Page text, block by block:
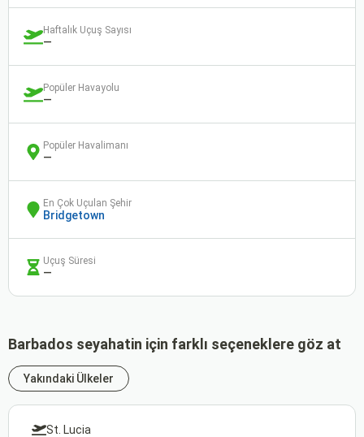
Haftalık Uçuş Sayısı
—
Popüler Havayolu
—
Popüler Havalimanı
—
En Çok Uçulan Şehir
Bridgetown
Uçuş Süresi
—
Barbados seyahatin için farklı seçeneklere göz at
Yakındaki Ülkeler
St. Lucia